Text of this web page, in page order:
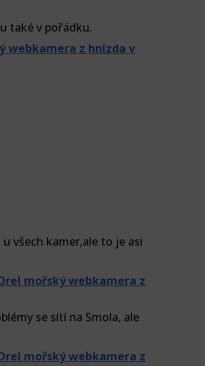
také v pořádku.
webkamera z hnízda v
všech kamer,ale to je asi
mořský webkamera z
se sítí na Smola, ale
mořský webkamera z